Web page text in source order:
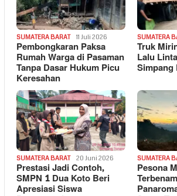
SUMATERA BARAT 11 Juli 2026
Pembongkaran Paksa
Rumah Warga di Pasaman
Tanpa Dasar Hukum Picu
Keresahan
SUMATERA
Truk
Lalu
Simpang
SUMATERA BARAT 20 Juni 2026
Prestasi Jadi Contoh,
SMPN 1 Dua Koto Beri
Apresiasi Siswa
SUMATERA
Pesona